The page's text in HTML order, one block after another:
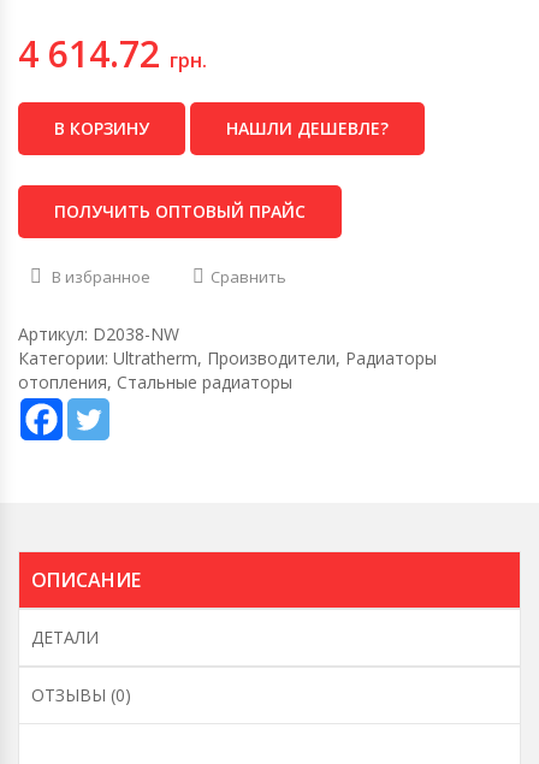
4 614.72 грн.
В КОРЗИНУ НАШЛИ ДЕШЕВЛЕ?
ПОЛУЧИТЬ ОПТОВЫЙ ПРАЙС
В избранное Сравнить
Артикул: D2038-NW
Категории: Ultratherm, Производители, Радиаторы
отопления, Стальные радиаторы
ОПИСАНИЕ
ДЕТАЛИ
ОТЗЫВЫ (0)